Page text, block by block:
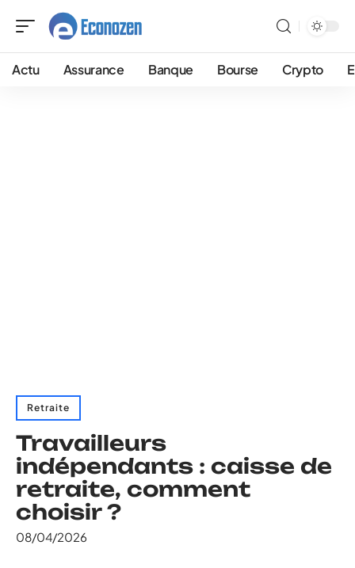
Actu Assurance Banque Bourse Crypto
Retraite
Travailleurs
indépendants : caisse de
retraite, comment
choisir ?
08/04/2026